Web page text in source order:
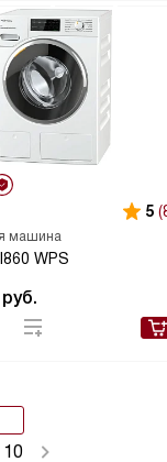
машина
WPS
5
руб.
10